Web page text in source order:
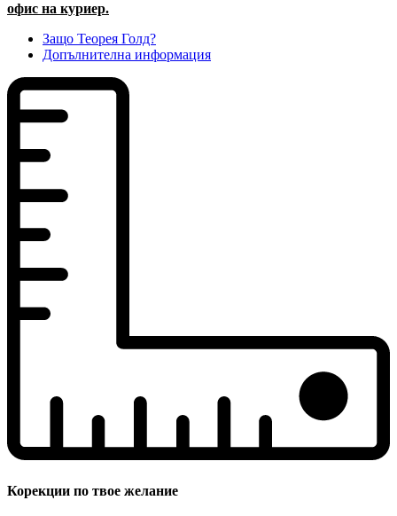
офис на куриер.
Защо Теорея Голд?
Допълнителна информация
Корекции по твое желание